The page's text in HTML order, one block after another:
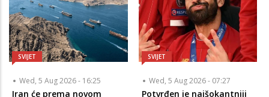
SVIJET
Wed, 5 Aug 2026 - 16:25
Iran će prema novom
SVIJET
Wed, 5 Aug 2026 - 07:27
Potvrđen je najšokantniji